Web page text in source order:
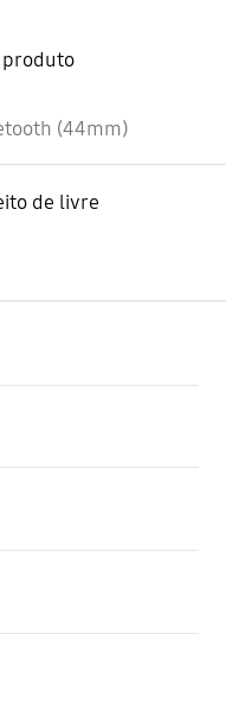
produto
(44mm)
de livre